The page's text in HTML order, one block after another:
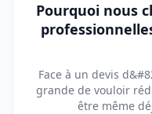
Pourquoi nous
Face à un devis
grande de vouloir
être même